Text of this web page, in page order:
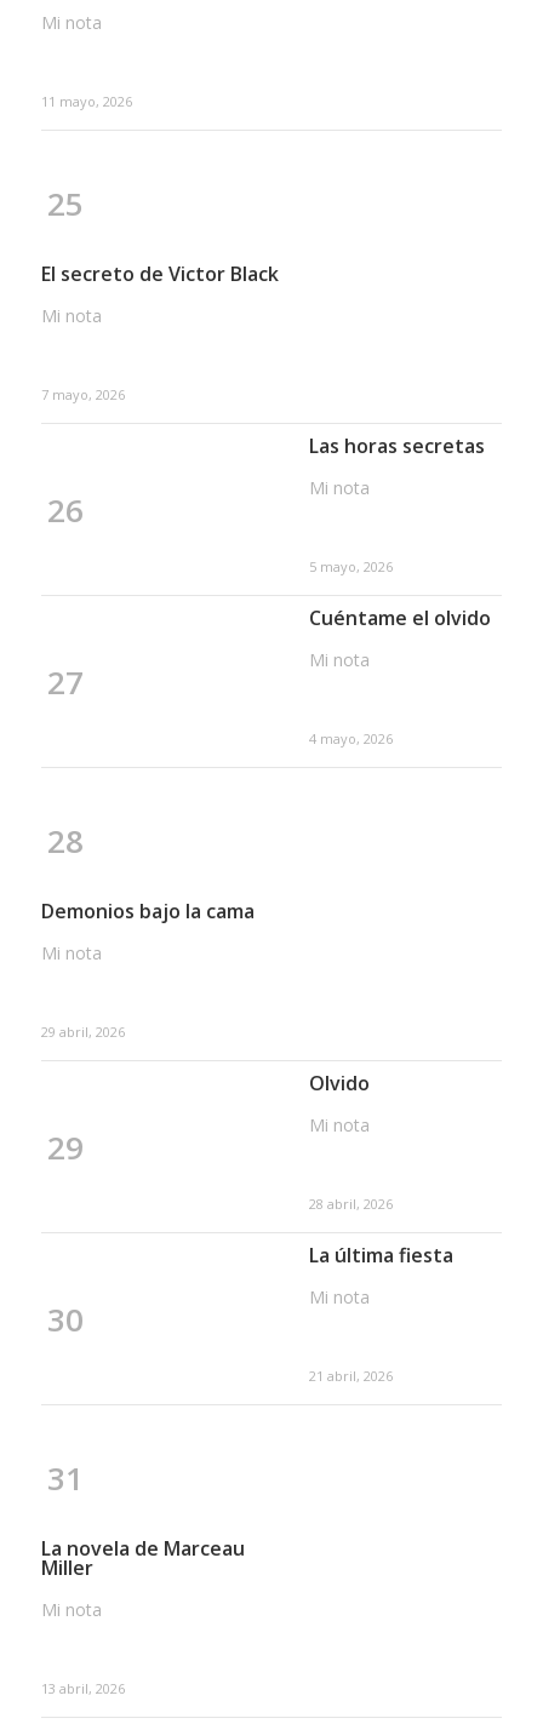
Mi nota
11 mayo, 2026
25
El secreto de Victor Black
Mi nota
7 mayo, 2026
26
Las horas secretas
Mi nota
5 mayo, 2026
27
Cuéntame el olvido
Mi nota
4 mayo, 2026
28
Demonios bajo la cama
Mi nota
29 abril, 2026
29
Olvido
Mi nota
28 abril, 2026
30
La última fiesta
Mi nota
21 abril, 2026
31
La novela de Marceau
Miller
Mi nota
13 abril, 2026